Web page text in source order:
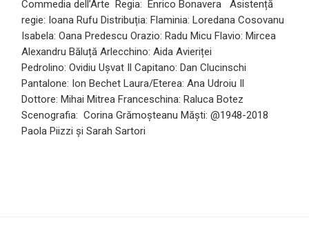
Commedia dell’Arte Regia: Enrico Bonavera Asistență
regie: Ioana Rufu Distribuția: Flaminia: Loredana Cosovanu
Isabela: Oana Predescu Orazio: Radu Micu Flavio: Mircea
Alexandru Băluță Arlecchino: Aida Avieriței
Pedrolino: Ovidiu Ușvat Il Capitano: Dan Clucinschi
Pantalone: Ion Bechet Laura/Eterea: Ana Udroiu Il
Dottore: Mihai Mitrea Franceschina: Raluca Botez
Scenografia: Corina Grămoșteanu Măști: @1948-2018
Paola Piizzi și Sarah Sartori